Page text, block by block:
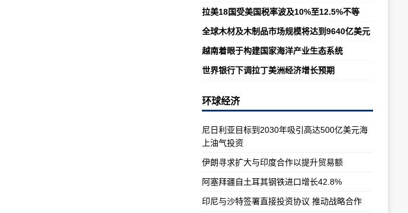
拉美18国受美国税率波及10%至12.5%不等
全球木材及木制品市场规模将达到9640亿美元
越南着眼于构建国家海洋产业生态系统
世界银行下调拉丁美洲经济增长预期
环球经济
尼日利亚目标到2030年吸引高达500亿美元海
上油气投资
伊朗寻求扩大与印度合作以提升贸易额
阿塞拜疆自土耳其钢铁进口增长42.8%
印尼与沙特签署直接投资协议 推动战略合作